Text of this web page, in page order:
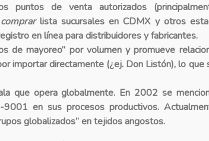
puntos de venta autorizados
lista sucursales en CDMX y otros
en línea para distribuidores y fabricantes.
de mayoreo” por volumen y promueve
importar directamente (¿ej. Don Listón), lo que
que opera globalmente. En 2002 se
en sus procesos productivos.
globalizados” en tejidos angostos.